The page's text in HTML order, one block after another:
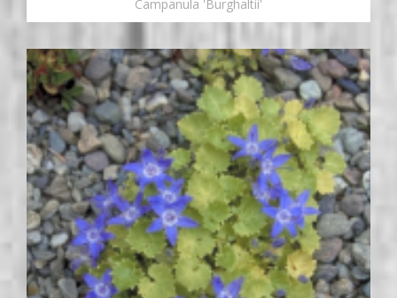
Campanula 'Burghaltii'